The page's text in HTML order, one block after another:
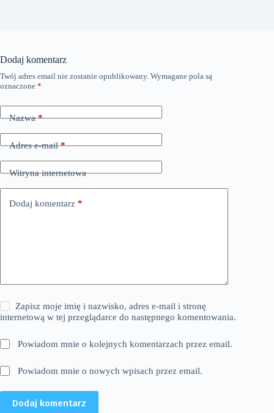
Dodaj komentarz
Twój adres email nie zostanie opublikowany. Wymagane pola są
oznaczone *
Nazwa*
Adres e-mail*
Witryna internetowa
Dodaj komentarz *
Zapisz moje imię i nazwisko, adres e-mail i stronę
internetową w tej przeglądarce do następnego komentowania.
Powiadom mnie o kolejnych komentarzach przez email.
Powiadom mnie o nowych wpisach przez email.
Dodaj komentarz